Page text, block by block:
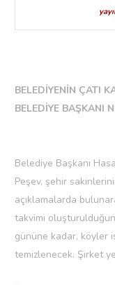
BELEDİYENİN ÇATI
BELEDİYE BAŞKANI
Belediye Başkanı
Peşev, şehir
açıklamalarda
takvimi
gününe kadar, köyler
temizlenecek. Şirket